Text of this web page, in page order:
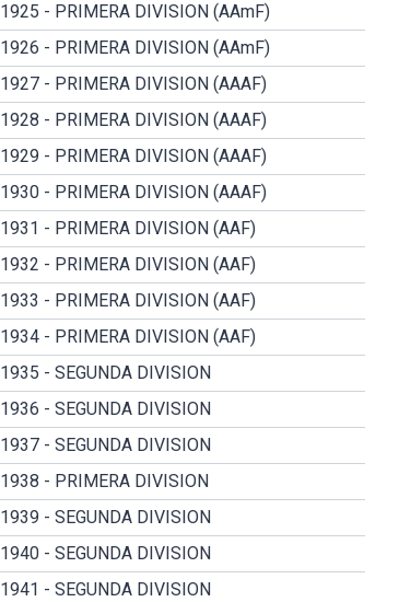
1925 - PRIMERA DIVISION (AAmF)
1926 - PRIMERA DIVISION (AAmF)
1927 - PRIMERA DIVISION (AAAF)
1928 - PRIMERA DIVISION (AAAF)
1929 - PRIMERA DIVISION (AAAF)
1930 - PRIMERA DIVISION (AAAF)
1931 - PRIMERA DIVISION (AAF)
1932 - PRIMERA DIVISION (AAF)
1933 - PRIMERA DIVISION (AAF)
1934 - PRIMERA DIVISION (AAF)
1935 - SEGUNDA DIVISION
1936 - SEGUNDA DIVISION
1937 - SEGUNDA DIVISION
1938 - PRIMERA DIVISION
1939 - SEGUNDA DIVISION
1940 - SEGUNDA DIVISION
1941 - SEGUNDA DIVISION